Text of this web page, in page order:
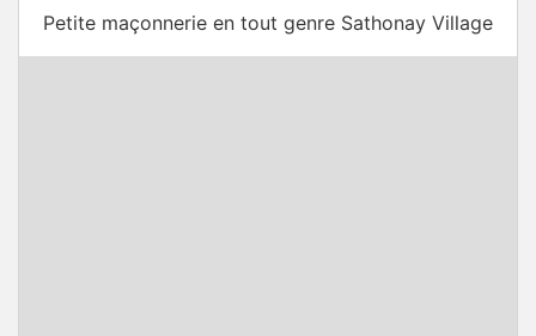
Petite maçonnerie en tout genre Sathonay Village